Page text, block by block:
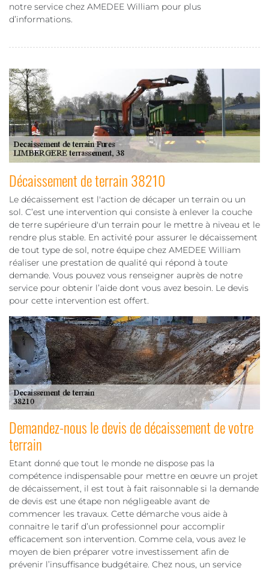
notre service chez AMEDEE William pour plus
d’informations.
Décaissement de terrain 38210
Le décaissement est l'action de décaper un terrain ou un
sol. C’est une intervention qui consiste à enlever la couche
de terre supérieure d'un terrain pour le mettre à niveau et le
rendre plus stable. En activité pour assurer le décaissement
de tout type de sol, notre équipe chez AMEDEE William
réaliser une prestation de qualité qui répond à toute
demande. Vous pouvez vous renseigner auprès de notre
service pour obtenir l’aide dont vous avez besoin. Le devis
pour cette intervention est offert.
Demandez-nous le devis de décaissement de votre
terrain
Etant donné que tout le monde ne dispose pas la
compétence indispensable pour mettre en œuvre un projet
de décaissement, il est tout à fait raisonnable si la demande
de devis est une étape non négligeable avant de
commencer les travaux. Cette démarche vous aide à
connaitre le tarif d’un professionnel pour accomplir
efficacement son intervention. Comme cela, vous avez le
moyen de bien préparer votre investissement afin de
prévenir l’insuffisance budgétaire. Chez nous, un service